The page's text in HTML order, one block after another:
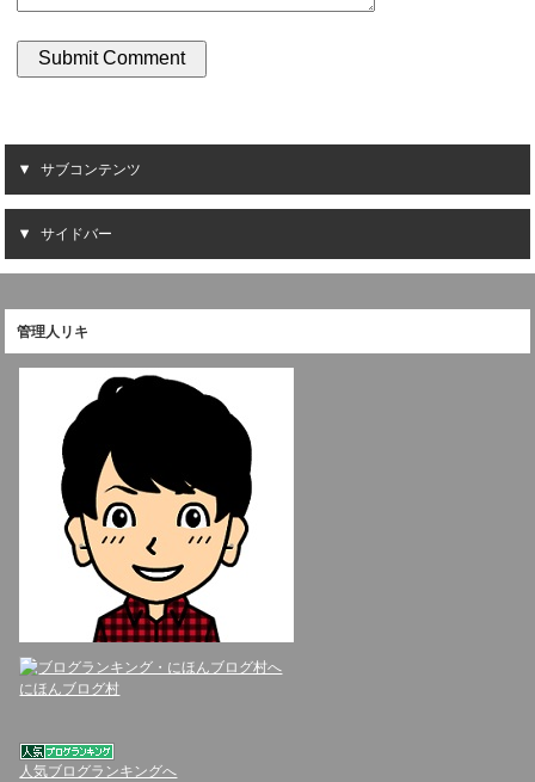
サブコンテンツ
サイドバー
管理人リキ
にほんブログ村
人気ブログランキングへ